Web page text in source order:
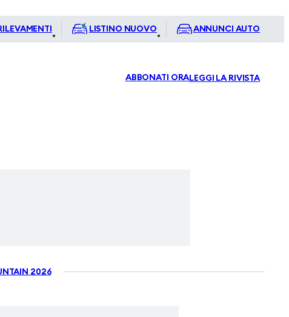
LISTINO NUOVO ANNUNCI AUTO
ABBONATI ORALEGGI LA RIVISTA
2026